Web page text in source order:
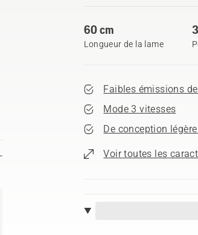
60 cm
Longueur de la lame
Faibles émissions
Mode 3 vitesses
De conception
Voir toutes les